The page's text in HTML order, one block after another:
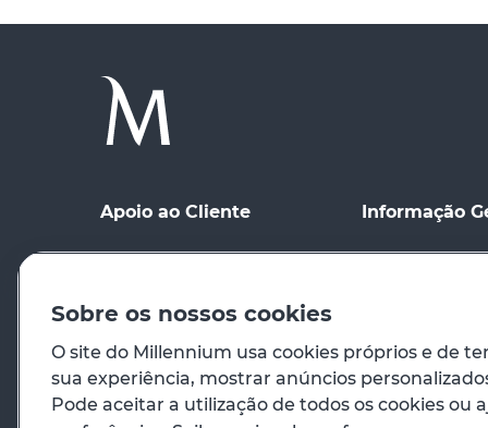
Apoio ao Cliente
Ponto de contacto
Preçário
Em caso de emergência
Informação
Condições
Condições de
Princípios
Venda de
Sobre os nossos cookies
O site do Millennium usa cookies próprios e de
sua experiência, mostrar anúncios
Pode aceitar a utilização de todos os cookies ou